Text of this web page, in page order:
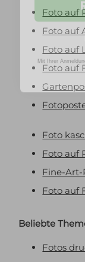
Foto auf
Foto auf
Foto auf
Foto auf
Foto
Foto auf
Fine-Art-
Foto auf
Beliebte
Fotos
Mit Ihrer